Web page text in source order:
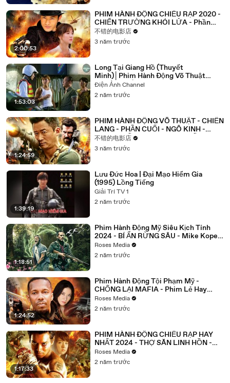
2:00:53
PHIM HÀNH ĐỘNG CHIẾU RẠP 2020 -
CHIẾN TRƯỜNG KHÓI LỬA - Phần
Cuối - Phim Hành Động Chiến Tranh
不错的电影店
3 năm trước
1:53:03
Long Tại Giang Hồ (Thuyết
Minh)│Phim Hành Động Võ Thuật
Hồng Kông│Phim Chiếu Rạp 2024
Điện Ảnh Channel
2 năm trước
1:24:59
PHIM HÀNH ĐỘNG VÕ THUẬT - CHIẾN
LANG - PHẦN CUỐI - NGÔ KINH -
PHIM CHIẾU RẠP 2023 THUYẾT MINH
不错的电影店
3 năm trước
1:39:19
Lưu Đức Hoa | Đại Mạo Hiểm Gia
(1995) Lồng Tiếng
Giải Trí TV 1
2 năm trước
1:18:51
Phim Hành Động Mỹ Siêu Kịch Tính
2024 - BÍ ẨN RỪNG SÂU - Mike Kopera
- Lồng Tiếng
Roses Media
2 năm trước
1:24:52
Phim Hành Động Tội Phạm Mỹ -
CHỐNG LẠI MAFIA - Phim Lẻ Hay
2024
Roses Media
2 năm trước
1:17:33
PHIM HÀNH ĐỘNG CHIẾU RẠP HAY
NHẤT 2024 - THỢ SĂN LINH HỒN -
Tony Jaa - Thuyết Minh
Roses Media
2 năm trước